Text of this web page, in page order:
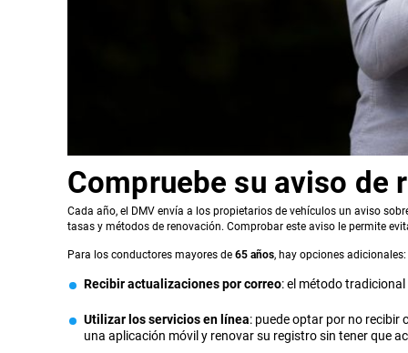
Compruebe su aviso de
Cada año, el DMV envía a los propietarios de vehículos un aviso
tasas y métodos de renovación. Comprobar este aviso le permite
Para los conductores mayores de 65 años, hay opciones adicionales:
Recibir actualizaciones por correo: el método
Utilizar los servicios en línea: puede optar por no recibir
una aplicación móvil y renovar su registro sin tener que